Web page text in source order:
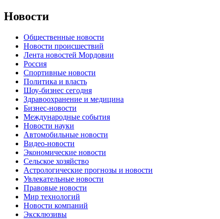
Новости
Общественные новости
Новости происшествий
Лента новостей Мордовии
Россия
Спортивные новости
Политика и власть
Шоу-бизнес сегодня
Здравоохранение и медицина
Бизнес-новости
Международные события
Новости науки
Автомобильные новости
Видео-новости
Экономические новости
Сельское хозяйство
Астрологические прогнозы и новости
Увлекательные новости
Правовые новости
Мир технологий
Новости компаний
Эксклюзивы